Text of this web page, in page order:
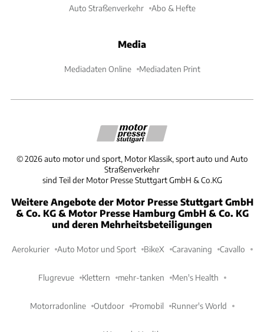
Auto Straßenverkehr Abo & Hefte
Media
Mediadaten Online Mediadaten Print
©2026 auto motor und sport, Motor Klassik, sport auto und Auto
Straßenverkehr
sind Teil der Motor Presse Stuttgart GmbH & Co.KG
Weitere Angebote der Motor Presse Stuttgart GmbH
& Co. KG & Motor Presse Hamburg GmbH & Co. KG
und deren Mehrheitsbeteiligungen
Aerokurier Auto Motor und Sport BikeX Caravaning Cavallo
Flugrevue Klettern mehr-tanken Men's Health
Motorradonline Outdoor Promobil Runner's World